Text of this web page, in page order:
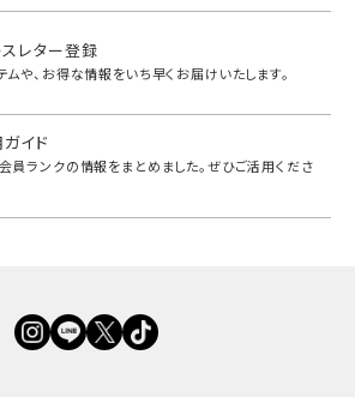
レター登録
ムや、お得な情報をいち早く お届けいたします。
イド
員ランクの情報をまとめました。ぜひご活用くださ